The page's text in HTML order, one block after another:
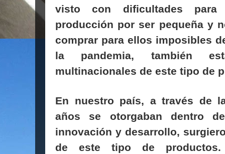
visto con dificultades
producción por ser pequeña y
comprar para ellos imposibles
la pandemia, también
multinacionales de este tipo de
En nuestro país, a través de
años se otorgaban dentro
innovación y desarrollo,
de este tipo de